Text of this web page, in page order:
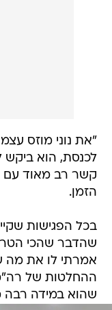
"את נוני מוזס
לכנסת, הוא ביקש
קשר רב מאוד עם
הזמן.
בכל הפגישות
שהדבר שהכי
אמרתי לו את מה
ההחלטות של
שהוא במידה רבה